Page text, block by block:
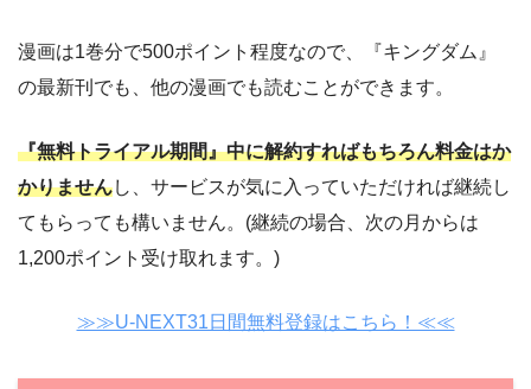
漫画は1巻分で500ポイント程度なので、『キングダム』
の最新刊でも、他の漫画でも読むことができます。
『無料トライアル期間』中に解約すればもちろん料金はか
かりませんし、サービスが気に入っていただければ継続し
てもらっても構いません。(継続の場合、次の月からは
1,200ポイント受け取れます。)
≫≫U-NEXT31日間無料登録はこちら！≪≪